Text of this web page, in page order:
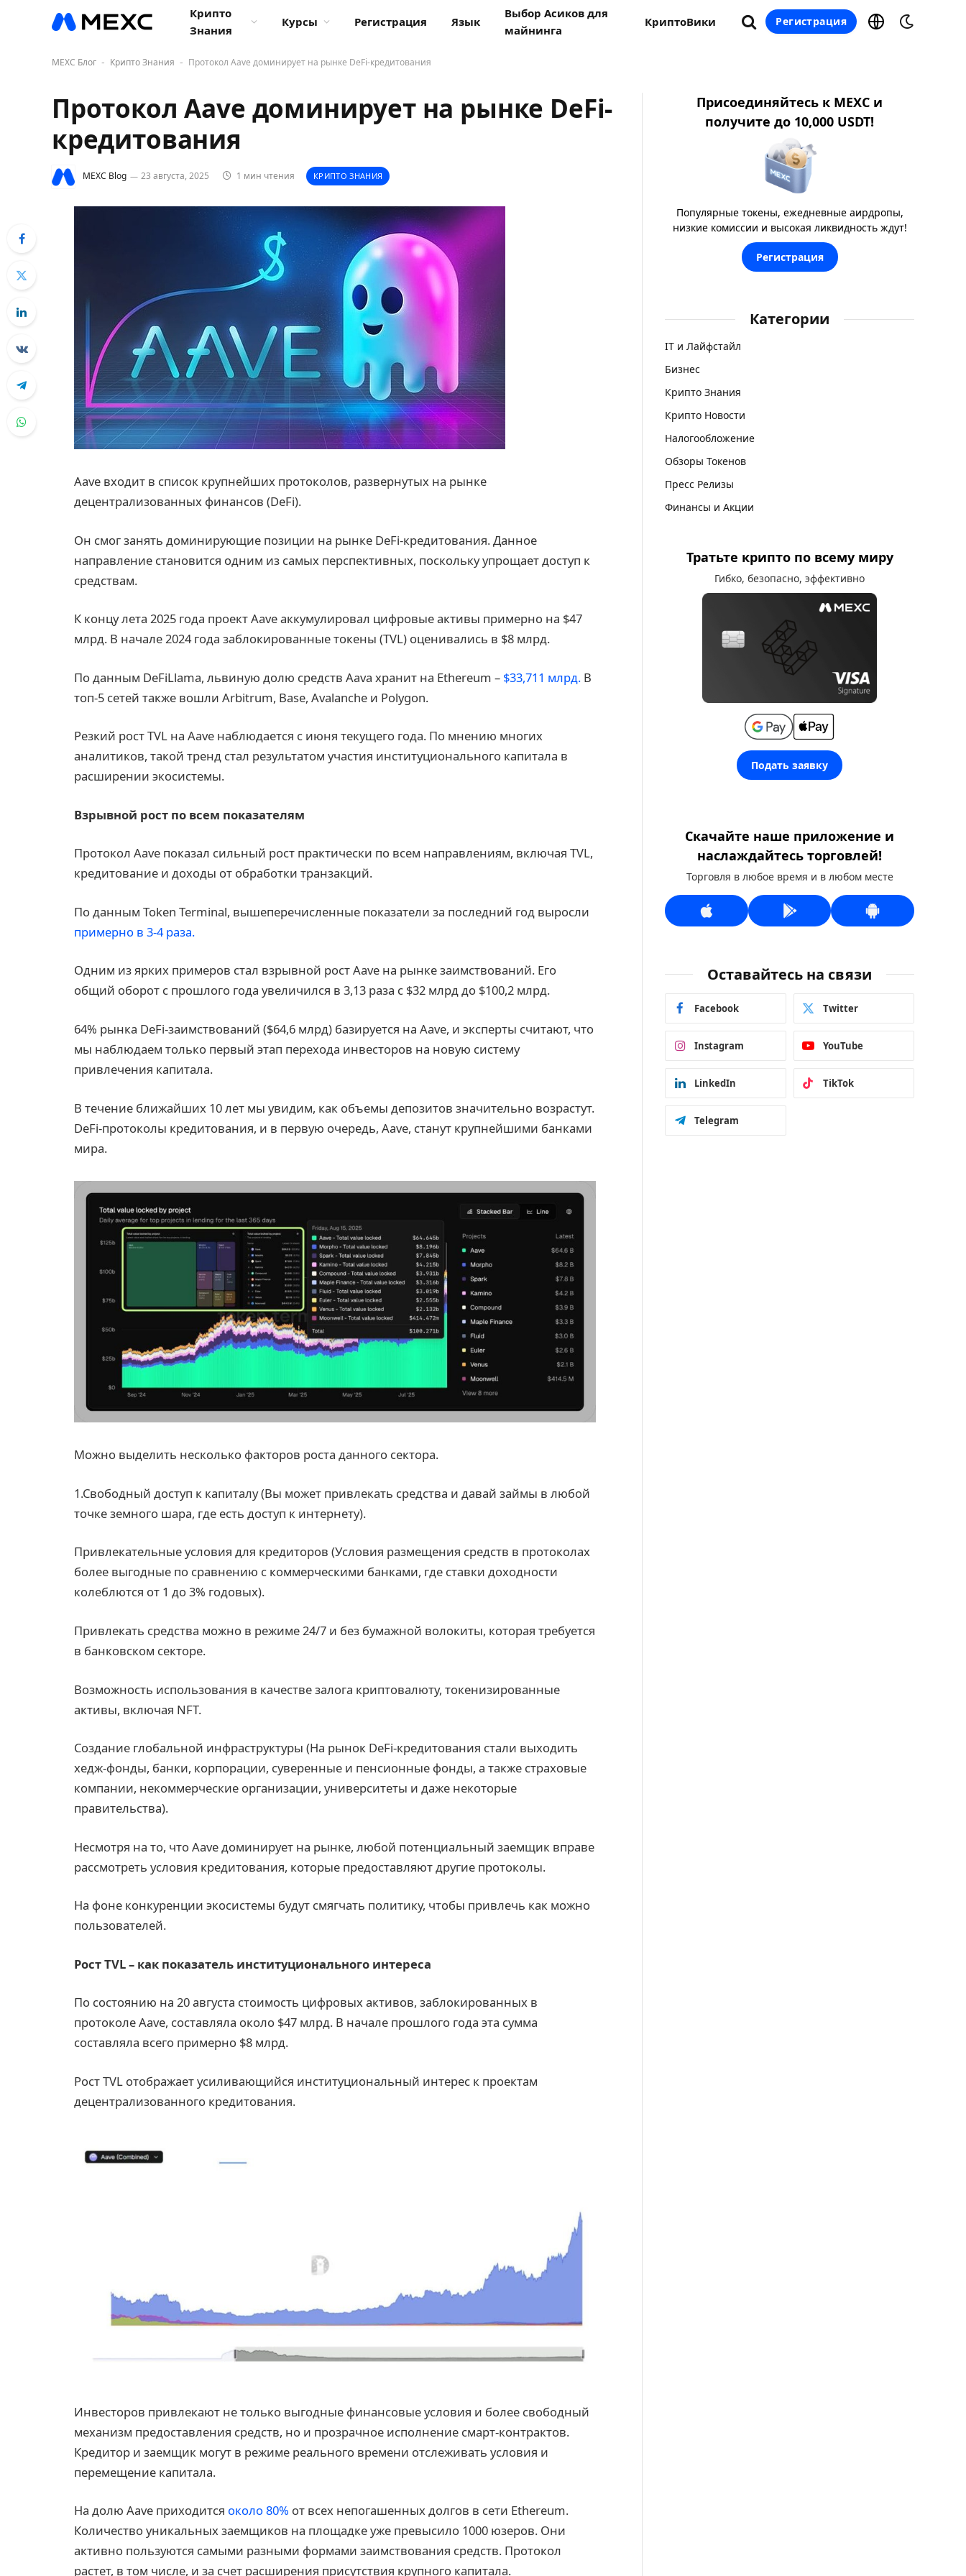
Крипто
Знания
Курсы Регистрация Язык
Выбор Асиков для
майнинга
КриптоВики Регистрация
MEXC Блог - Крипто Знания - Протокол Aave доминирует на рынке DeFi-кредитования
Протокол Aave доминирует на рынке DeFi-
кредитования
MEXC Blog 23 августа, 2025 1 мин чтения КРИПТО ЗНАНИЯ
Aave входит в список крупнейших протоколов, развернутых на рынке
децентрализованных финансов (DeFi).
Он смог занять доминирующие позиции на рынке DeFi-кредитования. Данное
направление становится одним из самых перспективных, поскольку упрощает доступ к
средствам.
К концу лета 2025 года проект Aave аккумулировал цифровые активы примерно на $47
млрд. В начале 2024 года заблокированные токены (TVL) оценивались в $8 млрд.
По данным DeFiLlama, львиную долю средств Aava хранит на Ethereum – $33,711 млрд. В
топ-5 сетей также вошли Arbitrum, Base, Avalanche и Polygon.
Резкий рост TVL на Aave наблюдается с июня текущего года. По мнению многих
аналитиков, такой тренд стал результатом участия институционального капитала в
расширении экосистемы.
Взрывной рост по всем показателям
Протокол Aave показал сильный рост практически по всем направлениям, включая TVL,
кредитование и доходы от обработки транзакций.
По данным Token Terminal, вышеперечисленные показатели за последний год выросли
примерно в 3-4 раза.
Одним из ярких примеров стал взрывной рост Aave на рынке заимствований. Его
общий оборот с прошлого года увеличился в 3,13 раза с $32 млрд до $100,2 млрд.
64% рынка DeFi-заимствований ($64,6 млрд) базируется на Aave, и эксперты считают, что
мы наблюдаем только первый этап перехода инвесторов на новую систему
привлечения капитала.
В течение ближайших 10 лет мы увидим, как объемы депозитов значительно возрастут.
DeFi-протоколы кредитования, и в первую очередь, Aave, станут крупнейшими банками
мира.
Можно выделить несколько факторов роста данного сектора.
1.Свободный доступ к капиталу (Вы может привлекать средства и давай займы в любой
точке земного шара, где есть доступ к интернету).
Привлекательные условия для кредиторов (Условия размещения средств в протоколах
более выгодные по сравнению с коммерческими банками, где ставки доходности
колеблются от 1 до 3% годовых).
Привлекать средства можно в режиме 24/7 и без бумажной волокиты, которая требуется
в банковском секторе.
Возможность использования в качестве залога криптовалюту, токенизированные
активы, включая NFT.
Создание глобальной инфраструктуры (На рынок DeFi-кредитования стали выходить
хедж-фонды, банки, корпорации, суверенные и пенсионные фонды, а также страховые
компании, некоммерческие организации, университеты и даже некоторые
правительства).
Несмотря на то, что Aave доминирует на рынке, любой потенциальный заемщик вправе
рассмотреть условия кредитования, которые предоставляют другие протоколы.
На фоне конкуренции экосистемы будут смягчать политику, чтобы привлечь как можно
пользователей.
Рост TVL – как показатель институционального интереса
По состоянию на 20 августа стоимость цифровых активов, заблокированных в
протоколе Aave, составляла около $47 млрд. В начале прошлого года эта сумма
составляла всего примерно $8 млрд.
Рост TVL отображает усиливающийся институциональный интерес к проектам
децентрализованного кредитования.
Инвесторов привлекают не только выгодные финансовые условия и более свободный
механизм предоставления средств, но и прозрачное исполнение смарт-контрактов.
Кредитор и заемщик могут в режиме реального времени отслеживать условия и
перемещение капитала.
На долю Aave приходится около 80% от всех непогашенных долгов в сети Ethereum.
Количество уникальных заемщиков на площадке уже превысило 1000 юзеров. Они
активно пользуются самыми разными формами заимствования средств. Протокол
растет, в том числе, и за счет расширения присутствия крупного капитала.
Присоединяйтесь к MEXC и
получите до 10,000 USDT!
Популярные токены, ежедневные аирдропы,
низкие комиссии и высокая ликвидность ждут!
Регистрация
Категории
IT и Лайфстайл
Бизнес
Крипто Знания
Крипто Новости
Налогообложение
Обзоры Токенов
Пресс Релизы
Финансы и Акции
Тратьте крипто по всему миру
Гибко, безопасно, эффективно
Подать заявку
Скачайте наше приложение и
наслаждайтесь торговлей!
Торговля в любое время и в любом месте
Оставайтесь на связи
Facebook Twitter
Instagram YouTube
LinkedIn TikTok
Telegram